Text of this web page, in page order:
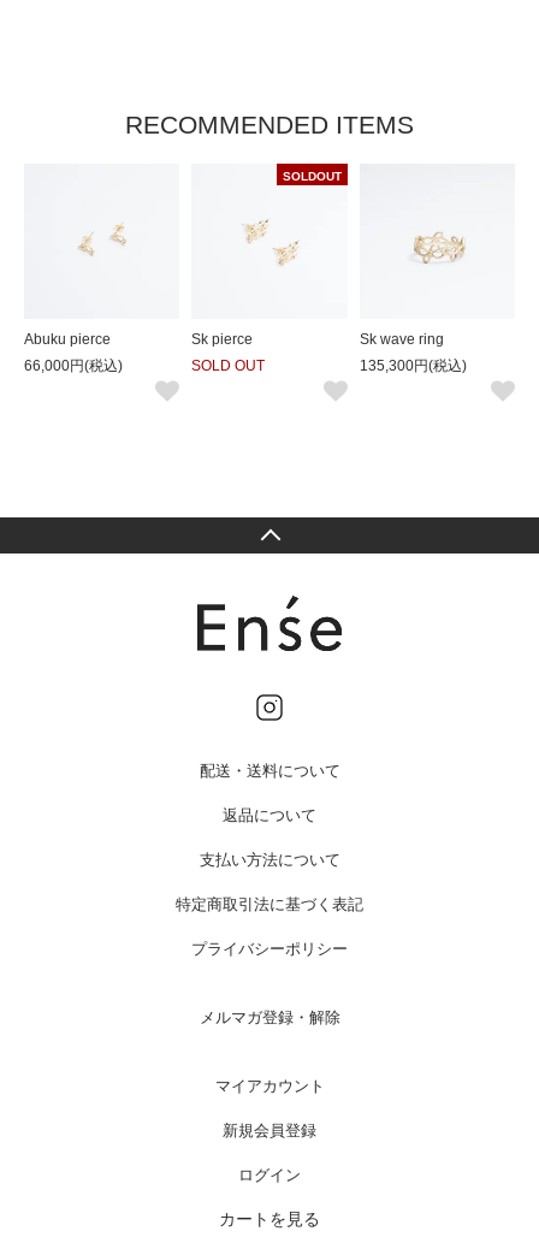
RECOMMENDED ITEMS
Abuku pierce
66,000円(税込)
SOLDOUT
Sk pierce
SOLD OUT
Sk wave ring
135,300円(税込)
配送・送料について
返品について
支払い方法について
特定商取引法に基づく表記
プライバシーポリシー
メルマガ登録・解除
マイアカウント
新規会員登録
ログイン
カートを見る